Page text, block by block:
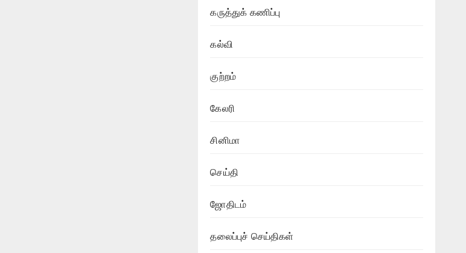
கருத்துக் கணிப்பு
கல்வி
குற்றம்
கேலரி
சினிமா
செய்தி
ஜோதிடம்
தலைப்புச் செய்திகள்